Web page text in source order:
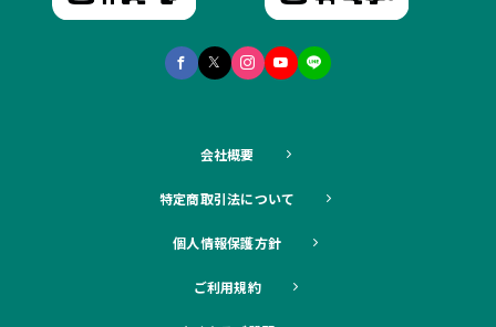
会社概要
特定商取引法について
個人情報保護方針
ご利用規約